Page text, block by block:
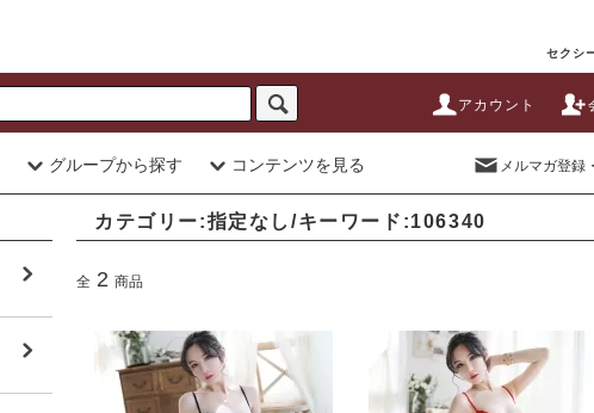
セクシ
アカウント
グループから探す コンテンツを見る メルマガ登録
カテゴリー:指定なし/キーワード:106340
全 2 商品